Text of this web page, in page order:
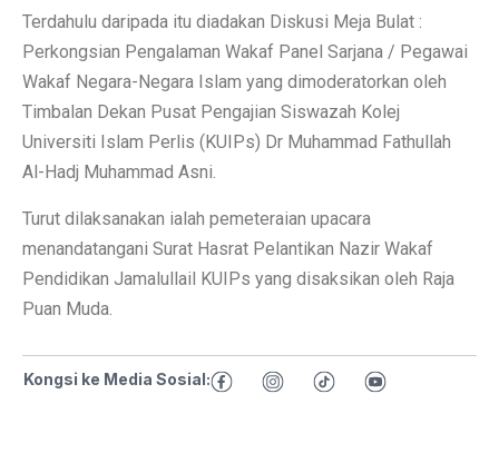
Terdahulu daripada itu diadakan Diskusi Meja Bulat :
Perkongsian Pengalaman Wakaf Panel Sarjana / Pegawai
Wakaf Negara-Negara Islam yang dimoderatorkan oleh
Timbalan Dekan Pusat Pengajian Siswazah Kolej
Universiti Islam Perlis (KUIPs) Dr Muhammad Fathullah
Al-Hadj Muhammad Asni.
Turut dilaksanakan ialah pemeteraian upacara
menandatangani Surat Hasrat Pelantikan Nazir Wakaf
Pendidikan Jamalullail KUIPs yang disaksikan oleh Raja
Puan Muda.
Kongsi ke Media Sosial: